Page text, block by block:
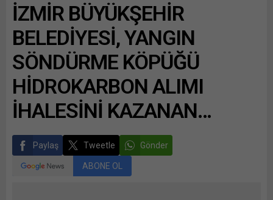
İZMİR BÜYÜKŞEHİR
BELEDİYESİ, YANGIN
SÖNDÜRME KÖPÜĞÜ
HİDROKARBON ALIMI
İHALESİNİ KAZANAN…
Paylaş Tweetle Gönder
ABONE OL